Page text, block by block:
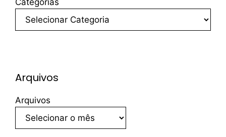
Arquivos
Arquivos